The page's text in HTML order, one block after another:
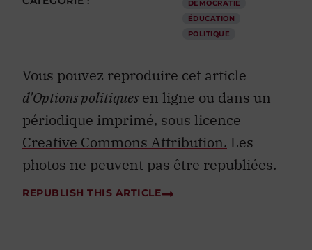
DÉMOCRATIE
ÉDUCATION
POLITIQUE
Vous pouvez reproduire cet article
d’Options politiques en ligne ou dans un
périodique imprimé, sous licence
Creative Commons Attribution. Les
photos ne peuvent pas être republiées.
REPUBLISH THIS ARTICLE